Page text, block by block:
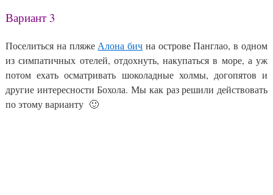
Вариант 3
Поселиться на пляже Алона бич на острове Панглао, в одном
из симпатичных отелей, отдохнуть, накупаться в море, а уж
потом ехать осматривать шоколадные холмы, догопятов и
другие интересности Бохола. Мы как раз решили действовать
по этому варианту 🙂